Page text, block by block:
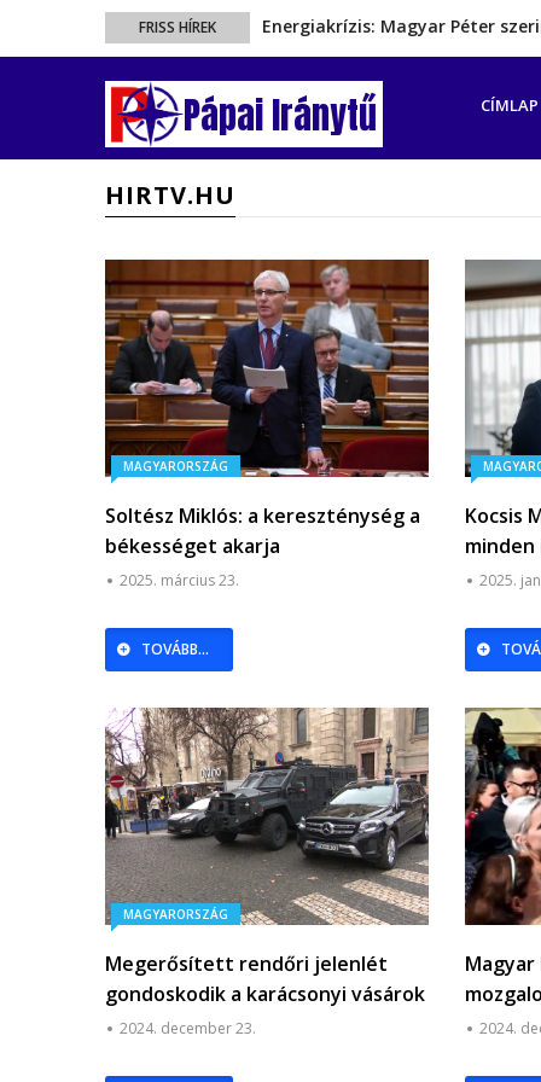
FRISS HÍREK
Energiakrízis: Magyar Péter
A spanyol enklávét elárasztják
Rétvári Bence: Magyar Péter
Magyar Péter rendkívüli
Ezért szüntették meg valójában
Pápai Iránytű
FŐ
CÍMLAP
HIRTV.HU
MAGYARORSZÁG
Soltész Miklós: a kereszténység a
békességet akarja
2025. március 23.
TOVÁBB...
Kocsis
2025.
MAGYARORSZÁG
Megerősített rendőri jelenlét
gondoskodik a karácsonyi vásárok
biztonságáról + videó
2024. december 23.
Magyar
2024.